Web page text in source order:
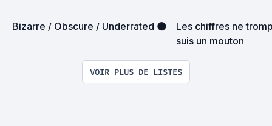
Bizarre / Obscure / Underrated 🌑
Les chiffres ne
suis un mouton
VOIR PLUS DE LISTES